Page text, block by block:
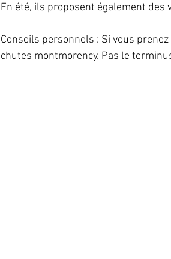
En été, ils proposent également
Conseils personnels : Si vous
chutes montmorency. Pas le